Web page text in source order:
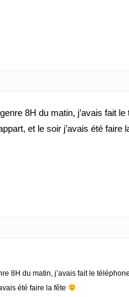
8H du matin, j’avais fait
et le soir j’avais été faire
8H du matin, j’avais fait le
été faire la fête